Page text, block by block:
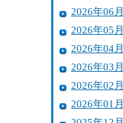
2026年06月
2026年05月
2026年04月
2026年03月
2026年02月
2026年01月